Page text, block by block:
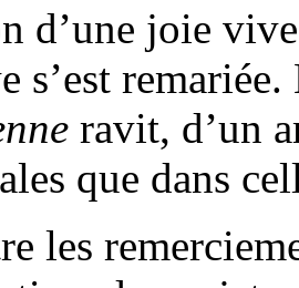
d’une joie
s’est
ravit, d’un
que dans
les